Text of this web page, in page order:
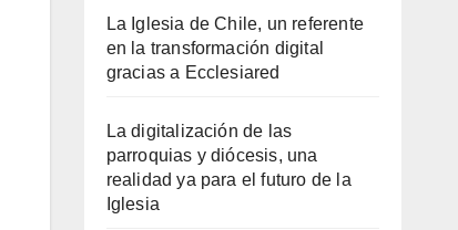
La Iglesia de Chile, un referente
en la transformación digital
gracias a Ecclesiared
La digitalización de las
parroquias y diócesis, una
realidad ya para el futuro de la
Iglesia